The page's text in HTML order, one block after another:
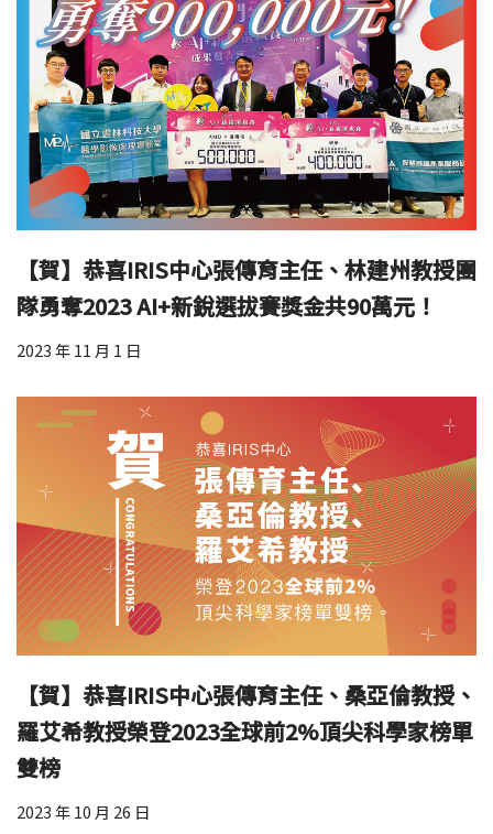
【賀】恭喜IRIS中心張傳育主任、林建州教授團
隊勇奪2023 AI+新銳選拔賽獎金共90萬元！
2023 年 11 月 1 日
【賀】恭喜IRIS中心張傳育主任、桑亞倫教授、
羅艾希教授榮登2023全球前2%頂尖科學家榜單
雙榜
2023 年 10 月 26 日